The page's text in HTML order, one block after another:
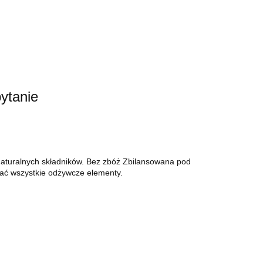
składników. Bez zbóż Zbilansowana pod
wszystkie odżywcze elementy.